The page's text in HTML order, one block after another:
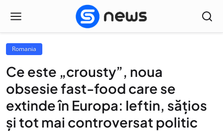
Romania
Ce este „crousty”, noua
obsesie fast-food care se
extinde în Europa: Ieftin, sățios
și tot mai controversat politic